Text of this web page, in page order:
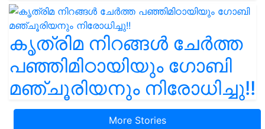
കൃത്രിമ നിറങ്ങൾ ചേർത്ത
പഞ്ഞിമിഠായിയും ഗോബി
മഞ്ചൂരിയനും നിരോധിച്ചു!!
More Stories